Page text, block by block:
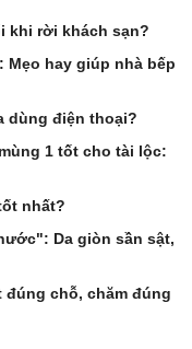
khi rời khách sạn?
hay giúp nhà bếp
dùng điện thoại?
1 tốt cho tài lộc:
nhất?
Da giòn sần sật,
chỗ, chăm đúng